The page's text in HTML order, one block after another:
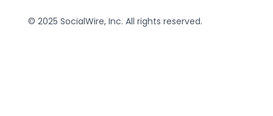
© 2025 SocialWire, Inc. All rights reserved.